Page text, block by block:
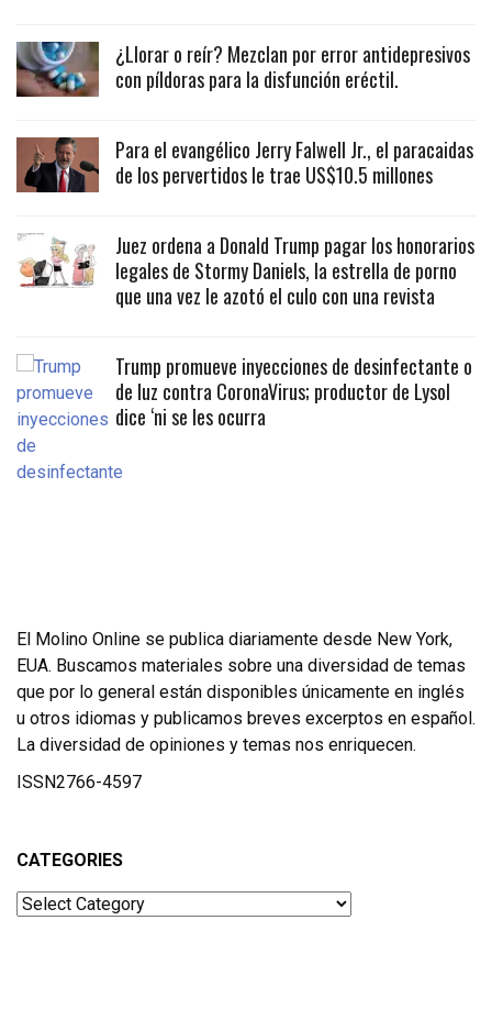
¿Llorar o reír? Mezclan por error antidepresivos
con píldoras para la disfunción eréctil.
Para el evangélico Jerry Falwell Jr., el paracaidas
de los pervertidos le trae US$10.5 millones
Juez ordena a Donald Trump pagar los honorarios
legales de Stormy Daniels, la estrella de porno
que una vez le azotó el culo con una revista
Trump promueve inyecciones de desinfectante o
de luz contra CoronaVirus; productor de Lysol
dice ‘ni se les ocurra
El Molino Online se publica diariamente desde New York,
EUA. Buscamos materiales sobre una diversidad de temas
que por lo general están disponibles únicamente en inglés
u otros idiomas y publicamos breves excerptos en español.
La diversidad de opiniones y temas nos enriquecen.
ISSN2766-4597
CATEGORIES
Categories